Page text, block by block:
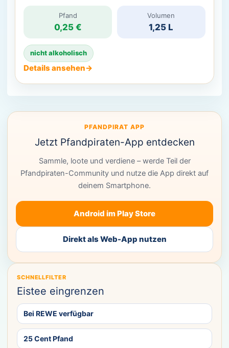
Pfand
0,25 €
Volumen
1,25 L
nicht alkoholisch
Details ansehen→
PFANDPIRAT APP
Jetzt Pfandpiraten-App entdecken
Sammle, loote und verdiene – werde Teil der
Pfandpiraten-Community und nutze die App direkt auf
deinem Smartphone.
Android im Play Store
Direkt als Web-App nutzen
SCHNELLFILTER
Eistee eingrenzen
Bei REWE verfügbar
25 Cent Pfand